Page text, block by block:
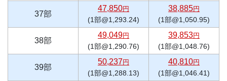
37部
47,850円
(1部@1,293.24)
38,885円
(1部@1,050.95)
38部
49,049円
(1部@1,290.76)
39,853円
(1部@1,048.76)
39部
50,237円
(1部@1,288.13)
40,810円
(1部@1,046.41)